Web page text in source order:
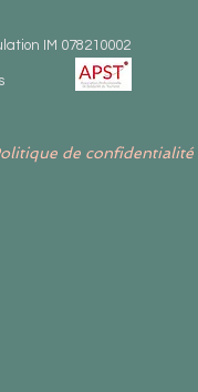
IM 078210002
de confidentialité